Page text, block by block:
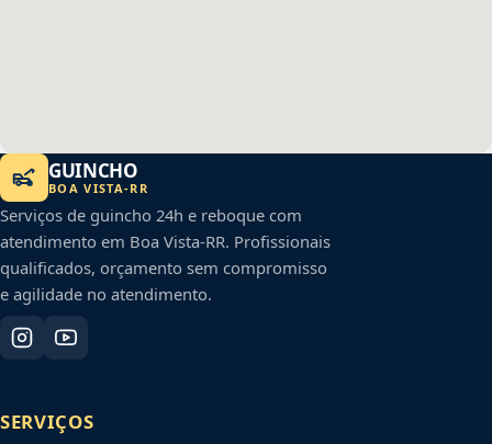
GUINCHO
BOA VISTA-RR
Serviços de guincho 24h e reboque com
atendimento em Boa Vista-RR. Profissionais
qualificados, orçamento sem compromisso
e agilidade no atendimento.
SERVIÇOS